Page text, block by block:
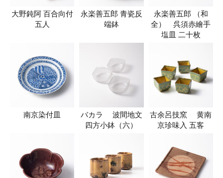
大野鈍阿 百合向付
五人
永楽善五郎 青瓷反
端鉢
永楽善五郎 （和
全） 呉須赤繪手
塩皿 二十枚
南京染付皿
バカラ 波間地文
四方小鉢（六）
古余呂技窯 黄南
京珍味入 五客